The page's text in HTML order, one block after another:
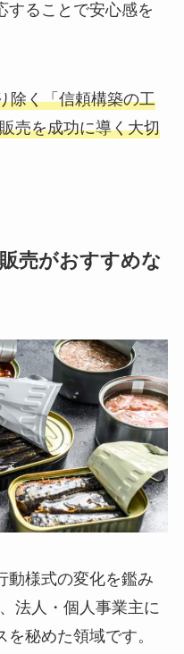
することで安心感を
除く「信頼構築の工
売を成功に導く大切
売がおすすめな
動様式の変化を鑑み
法人・個人事業主に
秘めた領域です。